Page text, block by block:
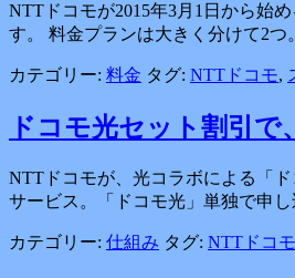
NTTドコモが2015年3月1日から始
す。 料金プランは大きく分けて2
カテゴリー: 料金 タグ: NTTドコモ,
ドコモ光セット割引で
NTTドコモが、光コラボによる「
サービス。「ドコモ光」単独で申
カテゴリー: 仕組み タグ: NTTドコモ